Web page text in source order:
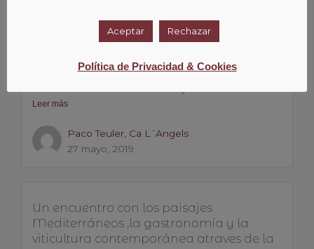
ORTEGA.
Leer más
Paco Teuler, Ca L´Angels
27 mayo, 2019
Un encuentro con los paisajes
Mediterráneos ,la gastronomía y la
viticultura contemporánea atraves de la
Aceptar Rechazar
Política de Privacidad & Cookies